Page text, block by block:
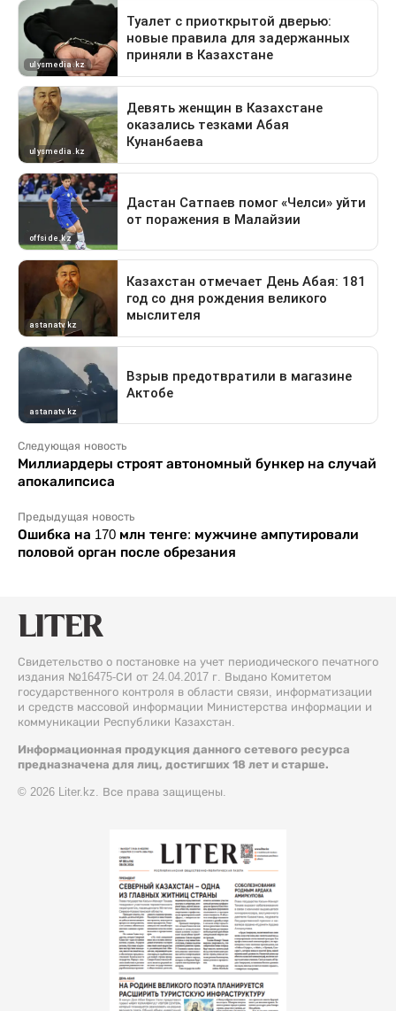
Следующая новость
Миллиардеры строят автономный бункер на случай
апокалипсиса
Предыдущая новость
Ошибка на 170 млн тенге: мужчине ампутировали
половой орган после обрезания
Свидетельство о постановке на учет периодического печатного
издания №16475-СИ от 24.04.2017 г. Выдано Комитетом
государственного контроля в области связи, информатизации
и средств массовой информации Министерства информации и
коммуникации Республики Казахстан.
Информационная продукция данного сетевого ресурса
предназначена для лиц, достигших 18 лет и старше.
© 2026 Liter.kz. Все права защищены.